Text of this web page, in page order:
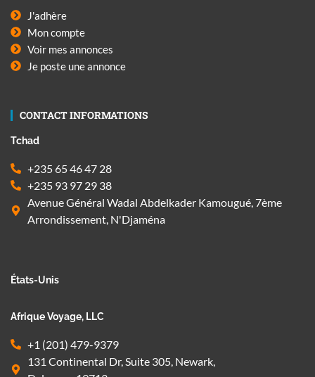
J'adhère
Mon compte
Voir mes annonces
Je poste une annonce
CONTACT INFORMATIONS
Tchad
+235 65 46 47 28
+235 93 97 29 38
Avenue Général Wadal Abdelkader Kamougué, 7ème
Arrondissement, N'Djaména
États-Unis
Afrique Voyage, LLC
+1 (201) 479-9379
131 Continental Dr, Suite 305, Newark,